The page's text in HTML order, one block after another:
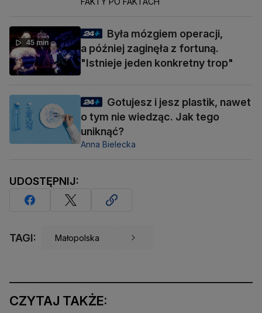
45 min
Była mózgiem operacji,
a później zaginęła z fortuną.
"Istnieje jeden konkretny trop"
Gotujesz i jesz plastik, nawet
o tym nie wiedząc. Jak tego
uniknąć?
Anna Bielecka
UDOSTĘPNIJ:
TAGI: Małopolska
CZYTAJ TAKŻE: